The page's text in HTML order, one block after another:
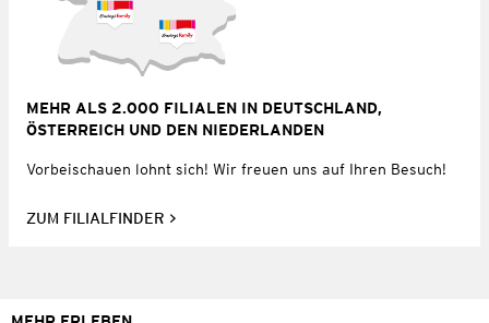
MEHR ALS 2.000 FILIALEN IN DEUTSCHLAND,
ÖSTERREICH UND DEN NIEDERLANDEN
Vorbeischauen lohnt sich! Wir freuen uns auf Ihren Besuch!
ZUM FILIALFINDER